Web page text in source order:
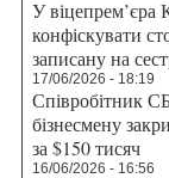
У віцепрем’єра
конфіскувати
записану на
17/06/2026 - 18:19
Співробітник
бізнесмену
за $150 тисяч
16/06/2026 - 16:56